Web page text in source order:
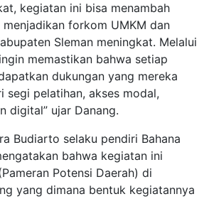
kegiatan ini bisa menambah
forkom UMKM dan
Sleman meningkat. Melalui
memastikan bahwa setiap
dukungan yang mereka
segi pelatihan, akses modal,
digital” ujar Danang.
Budiarto selaku pendiri Bahana
bahwa kegiatan ini
Potensi Daerah) di
yang dimana bentuk kegiatannya